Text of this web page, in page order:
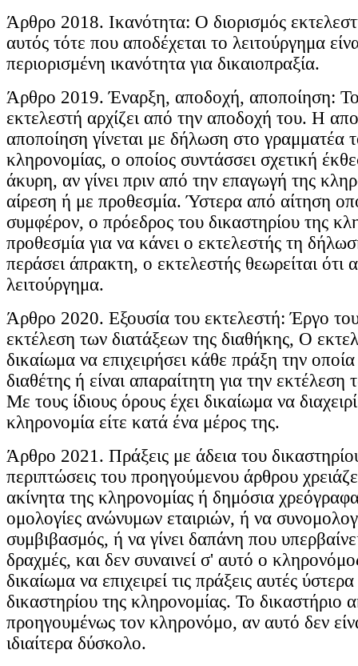
Άρθρο 2018. Ικανότητα: Ο διορισμός
αυτός τότε που αποδέχεται το λειτούργημα
περιορισμένη ικανότητα για δικαιοπραξία.
Άρθρο 2019. Έναρξη, αποδοχή, αποποίηση: Το
εκτελεστή αρχίζει από την αποδοχή του. Η
αποποίηση γίνεται με δήλωση στο γραμματέα
κληρονομίας, ο οποίος συντάσσει σχετική
άκυρη, αν γίνει πριν από την επαγωγή της
αίρεση ή με προθεσμία. Ύστερα από αίτηση
συμφέρον, ο πρόεδρος του δικαστηρίου της
προθεσμία για να κάνει ο εκτελεστής τη
περάσει άπρακτη, ο εκτελεστής θεωρείται ότι
λειτούργημα.
Άρθρο 2020. Εξουσία του εκτελεστή: Έργο του
εκτέλεση των διατάξεων της διαθήκης, Ο
δικαίωμα να επιχειρήσει κάθε πράξη την
διαθέτης ή είναι απαραίτητη για την εκτέλεση
Με τους ίδιους όρους έχει δικαίωμα να
κληρονομία είτε κατά ένα μέρος της.
Άρθρο 2021. Πράξεις με άδεια του
περιπτώσεις του προηγούμενου άρθρου
ακίνητα της κληρονομίας ή δημόσια
ομολογίες ανώνυμων εταιριών, ή να
συμβιβασμός, ή να γίνει δαπάνη που
δραχμές, και δεν συναινεί σ' αυτό ο
δικαίωμα να επιχειρεί τις πράξεις αυτές
δικαστηρίου της κληρονομίας. Το δικαστήριο
προηγουμένως τον κληρονόμο, αν αυτό δεν
ιδιαίτερα δύσκολο.